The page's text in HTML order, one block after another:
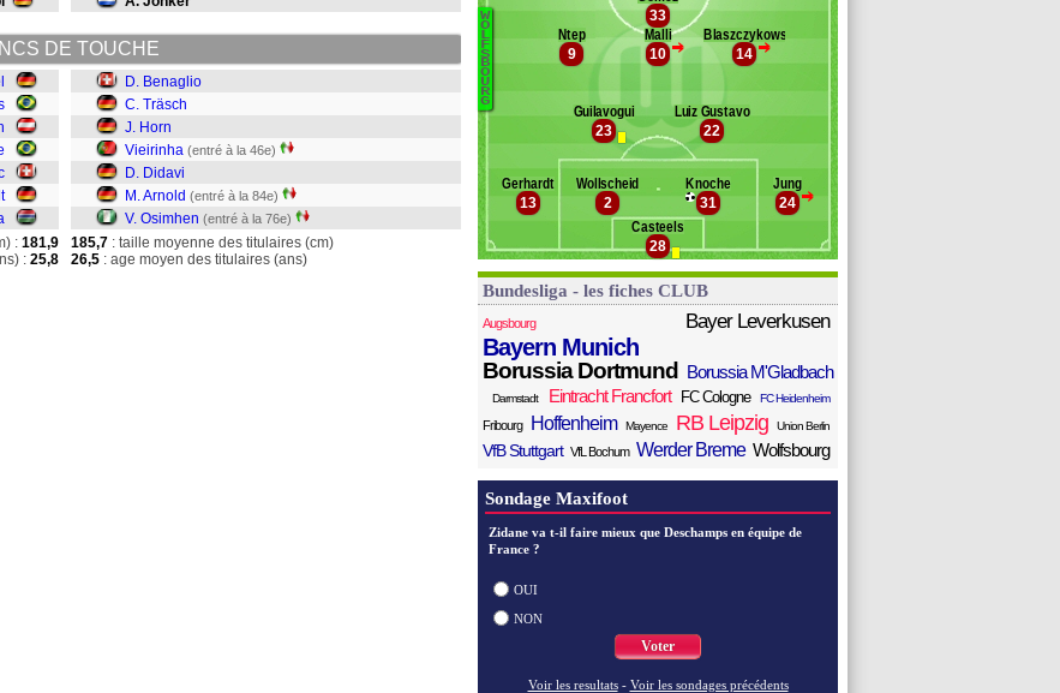
DE TOUCHE
D. Benaglio
C. Träsch
J. Horn
Vieirinha (entré à la 46e)
D. Didavi
M. Arnold (entré à la 84e)
V. Osimhen (entré à la 76e)
: 181,9
: 25,8
185,7 : taille moyenne des titulaires (cm)
26,5 : age moyen des titulaires (ans)
Banc des remplaçantsWolfsbourg
Benaglio
Didavi
Osimhen
W
O
L
F
S
B
O
U
R
G
28
Casteels
>
24
Jung
31
Knoche
2
Wollscheid
13
Gerhardt
22
Luiz Gustavo
23
Guilavogui
>
14
Blaszczykowski
>
10
Malli
9
Ntep
33
Bundesliga - les fiches CLUB
Augsbourg Bayer Leverkusen
Bayern Munich
Borussia Dortmund Borussia M'Gladbach
Darmstadt Eintracht Francfort FC Cologne FC Heidenheim
Fribourg Hoffenheim Mayence RB Leipzig Union Berlin
VfB Stuttgart VfL Bochum Werder Breme Wolfsbourg
Sondage Maxifoot
Zidane va t-il faire mieux que Deschamps en équipe de
France ?
OUI
NON
Voter
Voir les resultats - Voir les sondages précédents